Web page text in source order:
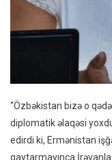
“Özbəkistan bizə o
diplomatik əlaqəsi
edirdi ki, Ermənistan
qaytarmayınca